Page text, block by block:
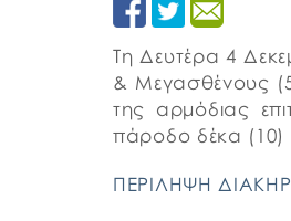
Τη Δευτέρα 4
& Μεγασθένους
της αρμόδιας
πάροδο δέκα (10)
ΠΕΡΙΛΗΨΗ